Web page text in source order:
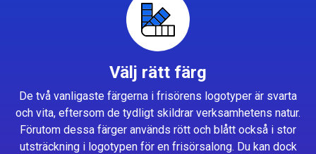
Välj rätt färg
De två vanligaste färgerna i frisörens logotyper är svarta
och vita, eftersom de tydligt skildrar verksamhetens natur.
Förutom dessa färger används rött och blått också i stor
utsträckning i logotypen för en frisörsalong. Du kan dock